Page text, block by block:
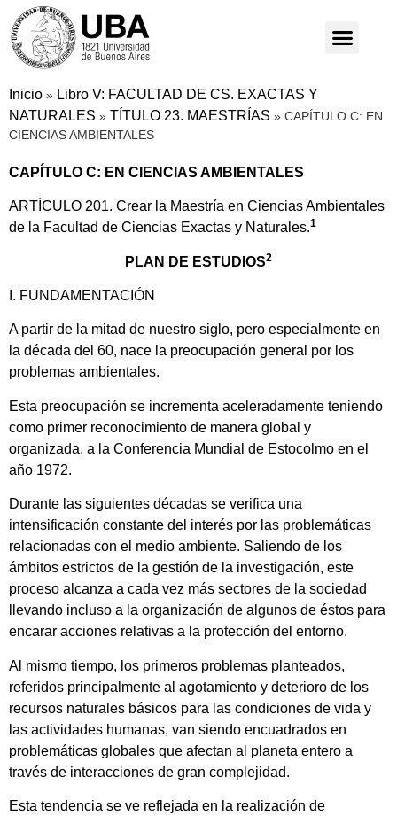
Inicio » Libro V: FACULTAD DE CS. EXACTAS Y
NATURALES » TÍTULO 23. MAESTRÍAS » CAPÍTULO C: EN
CIENCIAS AMBIENTALES
CAPÍTULO C: EN CIENCIAS AMBIENTALES
ARTÍCULO 201. Crear la Maestría en Ciencias Ambientales
de la Facultad de Ciencias Exactas y Naturales.1
PLAN DE ESTUDIOS2
I. FUNDAMENTACIÓN
A partir de la mitad de nuestro siglo, pero especialmente en
la década del 60, nace la preocupación general por los
problemas ambientales.
Esta preocupación se incrementa aceleradamente teniendo
como primer reconocimiento de manera global y
organizada, a la Conferencia Mundial de Estocolmo en el
año 1972.
Durante las siguientes décadas se verifica una
intensificación constante del interés por las problemáticas
relacionadas con el medio ambiente. Saliendo de los
ámbitos estrictos de la gestión de la investigación, este
proceso alcanza a cada vez más sectores de la sociedad
llevando incluso a la organización de algunos de éstos para
encarar acciones relativas a la protección del entorno.
Al mismo tiempo, los primeros problemas planteados,
referidos principalmente al agotamiento y deterioro de los
recursos naturales básicos para las condiciones de vida y
las actividades humanas, van siendo encuadrados en
problemáticas globales que afectan al planeta entero a
través de interacciones de gran complejidad.
Esta tendencia se ve reflejada en la realización de